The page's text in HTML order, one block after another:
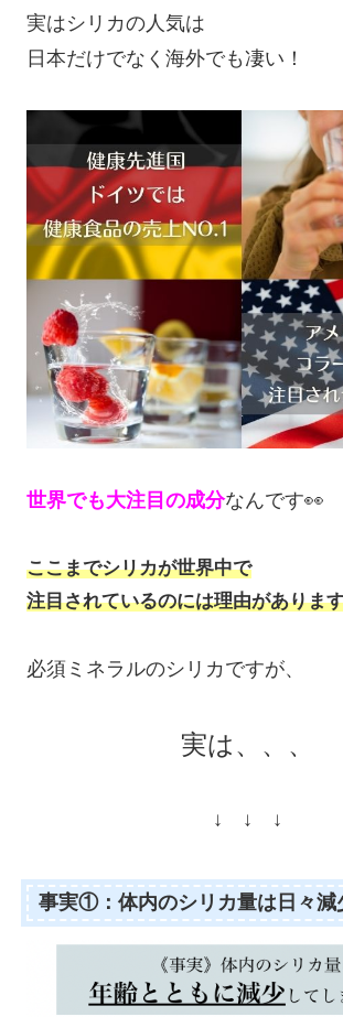
実はシリカの人気は
日本だけでなく海外でも凄い！
世界でも大注目の成分なんです👀
ここまでシリカが世界中で
注目されているのには理由がありま
必須ミネラルのシリカですが、
実は、、、
↓ ↓ ↓
事実①：体内のシリカ量は日々減